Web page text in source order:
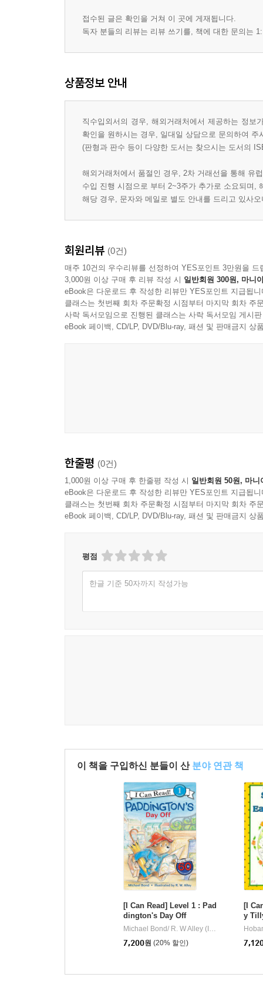
접수된 글은 확인을 거쳐 이 곳에 게재됩니다.
독자 분들의 리뷰는 리뷰 쓰기를, 책에 대한 문의는
상품정보 안내
직수입외서의 경우, 해외거래처에서 제공하는 정
확인을 원하시는 경우, 일대일 상담으로 문의하여 주
(판형과 판수 등이 다양한 도서는 찾으시는 도서의
해외거래처에서 품절인 경우, 2차 거래선을 통해 유
수입 진행 시점으로 부터 2~3주가 추가로 소요되며,
해당 경우, 문자와 메일로 별도 안내를 드리고 있사
회원리뷰 (0건)
매주 10건의 우수리뷰를 선정하여 YES포인트 3만원을 드
3,000원 이상 구매 후 리뷰 작성 시 일반회원 300원, 마니
eBook은 다운로드 후 작성한 리뷰만 YES포인트 지급됩니
클래스는 첫번째 회차 주문확정 시점부터 마지막 회차 주
사락 독서모임으로 진행된 클래스는 사락 독서모임 게시
eBook 페이백, CD/LP, DVD/Blu-ray, 패션 및 판매금지 상
한줄평 (0건)
1,000원 이상 구매 후 한줄평 작성 시 일반회원 50원, 마니
eBook은 다운로드 후 작성한 리뷰만 YES포인트 지급됩니
클래스는 첫번째 회차 주문확정 시점부터 마지막 회차 주
eBook 페이백, CD/LP, DVD/Blu-ray, 패션 및 판매금지 상
평점
한글 기준 50자까지 작성가능
이 책을 구입하신 분들이 산 분야 연관 책
[I Can Read] Level 1 : Pad
dington's Day Off
Michael Bond/ R. W Alley (ILT)
7,200원 (20% 할인)
[I
y
ny